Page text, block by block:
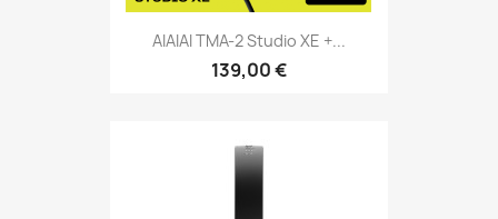
AIAIAI TMA-2 Studio XE +...
139,00 €